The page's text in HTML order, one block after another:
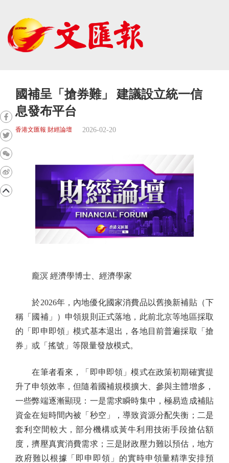
國補呈「搶券難」 建議設立統一信
息發布平台
香港文匯報 財經論壇 2026-02-20
龐溟 經濟學博士、經濟學家
於2026年，內地優化國家消費品以舊換新補貼（下
稱「國補」）申領規則正式落地，此前北京等地區採取
的「即申即領」模式基本退出，各地目前普遍採取「搶
券」或「搖號」等限量發放模式。
在筆者看來，「即申即領」模式在政策初期確實提
升了申領效率，但隨着國補規模擴大、參與主體增多，
一些弊端逐漸顯現：一是需求瞬時集中，極易造成補貼
資金在短時間內被「秒空」，導致資源分配失衡；二是
套利空間較大，部分機構或黃牛利用技術手段搶佔額
度，擠壓真實消費需求；三是財政壓力難以預估，地方
政府難以根據「即申即領」的實時申領量精準安排預